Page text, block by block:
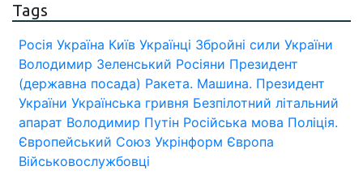
Tags
Росія Україна Київ Українці Збройні сили України
Володимир Зеленський Росіяни Президент
(державна посада) Ракета. Машина. Президент
України Українська гривня Безпілотний літальний
апарат Володимир Путін Російська мова Поліція.
Європейський Союз Укрінформ Європа
Військовослужбовці